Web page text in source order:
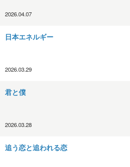
2026.04.07
日本エネルギー
2026.03.29
君と僕
2026.03.28
追う恋と追われる恋